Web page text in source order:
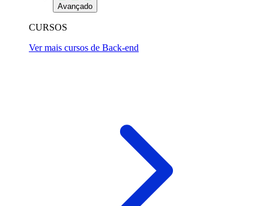
Avançado
CURSOS
Ver mais cursos de Back-end